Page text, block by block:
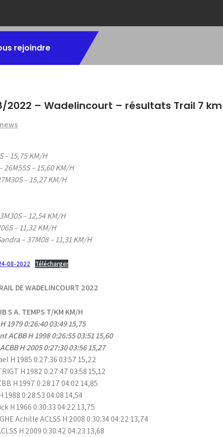
rejoindre
2022 – Wadelincourt – résultats Trail 7 km
news
– 15,75 KM/H
26M55S – 15,60 KM/H
– 15,27 KM/H
– 12,54 KM/H
– 11,32 KM/H
– 37M08 – 11,31 KM/H
08-2022 Télécharger
DE WADELINCOURT 2022
S A. TEMPS T/KM KM/H
1979 0:26:40 03:49 15,75
ACBB H 1998 0:26:55 03:51 15,60
H 2005 0:27:30 03:56 15,27
H 1985 0:27:36 03:57 15,22
H 1982 0:27:47 03:58 15,12
H 1997 0:28:17 04:02 14,85
1988 0:28:53 04:08 14,54
H 1966 0:30:33 04:22 13,75
Achille ACLSS H 2008 0:30:34 04:22 13,74
H 2009 0:30:42 04:23 13,68